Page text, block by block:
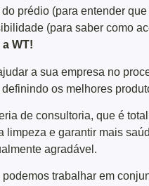
prédio (para entender
(para saber como
WT!
a sua empresa no
os melhores
de consultoria, que é
limpeza e garantir mais
agradável.
trabalhar em